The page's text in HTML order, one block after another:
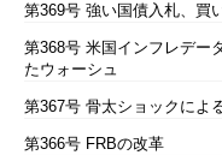
第369号 強い国債入札、買
第368号 米国インフレデー
たウォーシュ
第367号 骨太ショックによ
第366号 FRBの改革